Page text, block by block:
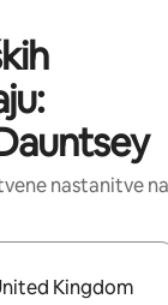
nastanitve na
s puščičnima